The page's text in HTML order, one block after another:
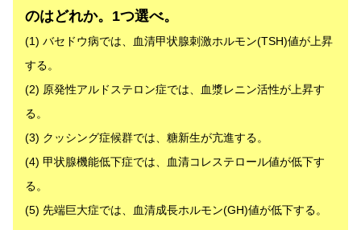
のはどれか。1つ選べ。
(1) バセドウ病では、血清甲状腺刺激ホルモン(TSH)値が上昇
する。
(2) 原発性アルドステロン症では、血漿レニン活性が上昇す
る。
(3) クッシング症候群では、糖新生が亢進する。
(4) 甲状腺機能低下症では、血清コレステロール値が低下す
る。
(5) 先端巨大症では、血清成長ホルモン(GH)値が低下する。